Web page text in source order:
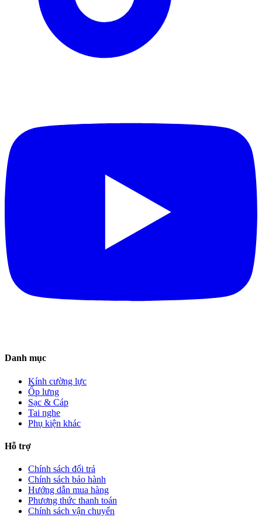
Danh mục
Kính cường lực
Ốp lưng
Sạc & Cáp
Tai nghe
Phụ kiện khác
Hỗ trợ
Chính sách đổi trả
Chính sách bảo hành
Hướng dẫn mua hàng
Phương thức thanh toán
Chính sách vận chuyển